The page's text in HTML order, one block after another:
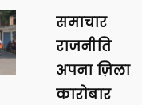
समाचार
राजनीति
अपना ज़िला
कारोबार